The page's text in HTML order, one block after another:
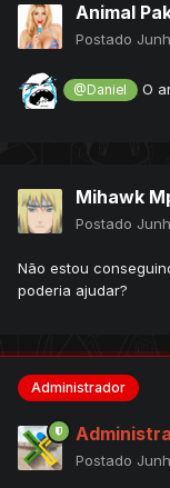
Animal
Postado
@Daniel O
Mihawk
Postado
Não estou
poderia ajudar?
Administrador
Postado